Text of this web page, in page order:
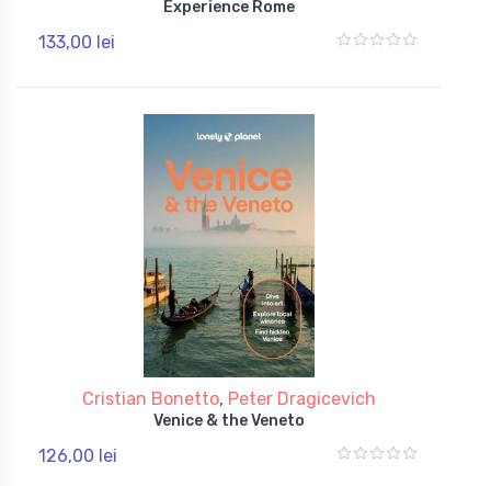
Experience Rome
133,00 lei
Cristian Bonetto, Peter Dragicevich
Venice & the Veneto
126,00 lei